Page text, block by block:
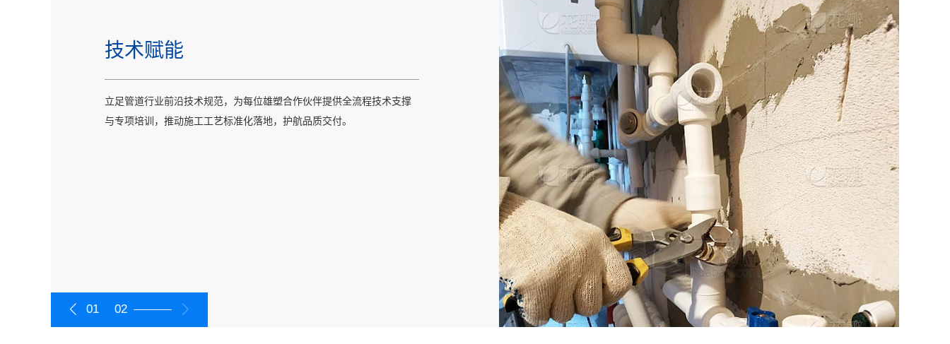
系统规划
由资深工程师团队打造精准管路系统方案，针对多样场景、复杂工程及
专业领域需求，提供定制化设计服务，确保高效适配。
技术赋能
立足管道行业前沿技术规范，为每位雄塑合作伙伴提供全流程技术支撑
与专项培训，推动施工工艺标准化落地，护航品质交付。
01 02